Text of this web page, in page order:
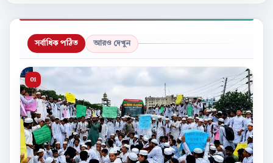
সর্বাধিক পঠিত আরও দেখুন